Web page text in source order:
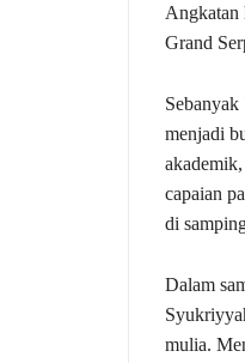
Angkatan
Grand
menjadi
capaian
di
Dalam
mulia.